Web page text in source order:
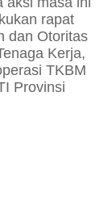
rapat
dan Otoritas
Kerja,
TKBM
Provinsi